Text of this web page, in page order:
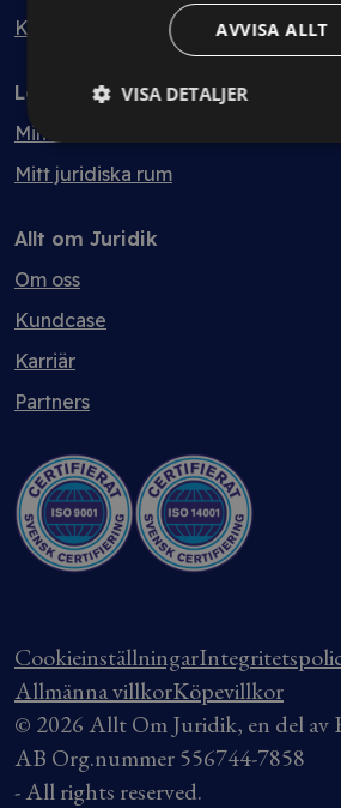
Kvalitet & hållbarhet
Logga in
Mina sidor
Mitt juridiska rum
Allt om Juridik
Om oss
Kundcase
Karriär
Partners
Cookieinställningar
Allmänna villkorKöpevillkor
© 2026 Allt Om Juridik, en del av
AB Org.nummer 556744-7858
- All rights reserved.
AVVISA ALLT
VISA DETALJER